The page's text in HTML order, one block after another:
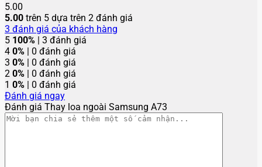
5.00
5.00 trên 5 dựa trên 2 đánh giá
3 đánh giá của khách hàng
5 100% | 3 đánh giá
4 0% | 0 đánh giá
3 0% | 0 đánh giá
2 0% | 0 đánh giá
1 0% | 0 đánh giá
Đánh giá ngay
Đánh giá Thay loa ngoài Samsung A73